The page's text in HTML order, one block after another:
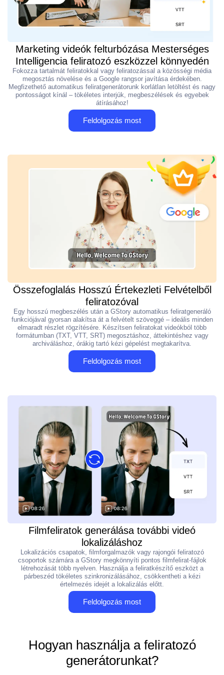
Marketing videók felturbózása Mesterséges
Intelligencia feliratozó eszközzel könnyedén
Fokozza tartalmát feliratokkal vagy feliratozással a közösségi média
megosztás növelése és a Google rangsor javítása érdekében.
Megfizethető automatikus feliratgenerátorunk korlátlan letöltést és nagy
pontosságot kínál – tökéletes interjúk, megbeszélések és egyebek
átírásához!
Feldolgozás most
Összefoglalás Hosszú Értekezleti Felvételből
feliratozóval
Egy hosszú megbeszélés után a GStory automatikus feliratgeneráló
funkciójával gyorsan alakítsa át a felvételt szöveggé – ideális minden
elmaradt részlet rögzítésére. Készítsen feliratokat videókból több
formátumban (TXT, VTT, SRT) megosztáshoz, áttekintéshez vagy
archiváláshoz, órákig tartó kézi gépelést megtakarítva.
Feldolgozás most
Filmfeliratok generálása további videó
lokalizáláshoz
Lokalizációs csapatok, filmforgalmazók vagy rajongói feliratozó
csoportok számára a GStory megkönnyíti pontos filmfelirat-fájlok
létrehozását több nyelven. Használja a feliratkészítő eszközt a
párbeszéd tökéletes szinkronizálásához, csökkentheti a kézi
értelmezés idejét a lokalizálás előtt.
Feldolgozás most
Hogyan használja a feliratozó
generátorunkat?